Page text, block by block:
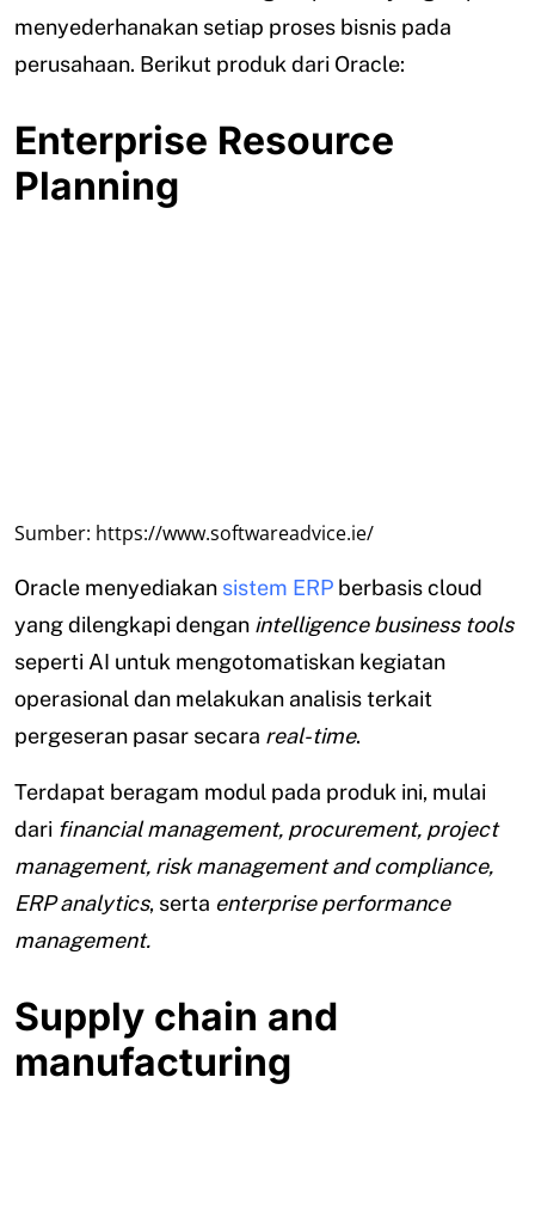
menyederhanakan setiap proses bisnis pada
perusahaan. Berikut produk dari Oracle:
Enterprise Resource
Planning
Sumber: https://www.softwareadvice.ie/
Oracle menyediakan sistem ERP berbasis cloud
yang dilengkapi dengan intelligence business tools
seperti AI untuk mengotomatiskan kegiatan
operasional dan melakukan analisis terkait
pergeseran pasar secara real-time.
Terdapat beragam modul pada produk ini, mulai
dari financial management, procurement, project
management, risk management and compliance,
ERP analytics, serta enterprise performance
management.
Supply chain and
manufacturing